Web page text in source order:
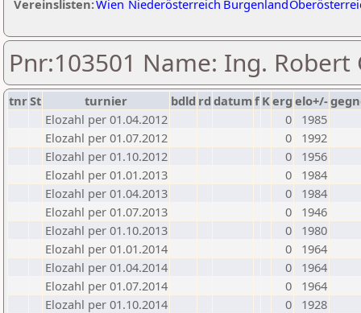
Vereinslisten:Wien Niederösterreich Burgenland
Pnr:103501 Name: Ing.
tnrSt turnier bdld rd datumf Kerg elo+/-
Elozahl per 01.04.2012
0
1985
Elozahl per 01.07.2012
0
1992
Elozahl per 01.10.2012
0
1956
Elozahl per 01.01.2013
0
1984
Elozahl per 01.04.2013
0
1984
Elozahl per 01.07.2013
0
1946
Elozahl per 01.10.2013
0
1980
Elozahl per 01.01.2014
0
1964
Elozahl per 01.04.2014
0
1964
Elozahl per 01.07.2014
0
1964
Elozahl per 01.10.2014
0
1928